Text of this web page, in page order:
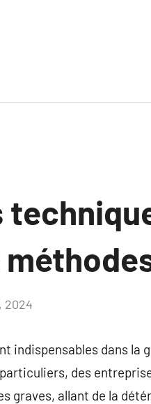
2024
indispensables dans la
des
graves, allant de la